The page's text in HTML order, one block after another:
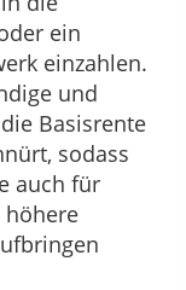
ein
einzahlen.
und
Basisrente
sodass
auch für
höhere